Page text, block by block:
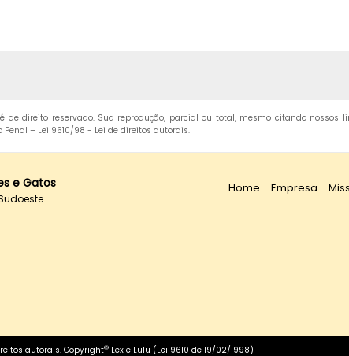
de direito reservado. Sua reprodução, parcial ou total, mesmo citando nossos
Penal – Lei 9610/98 - Lei de direitos autorais.
e Gatos Home Empresa
autorais. Copyright© Lex e Lulu (Lei 9610 de 19/02/1998)